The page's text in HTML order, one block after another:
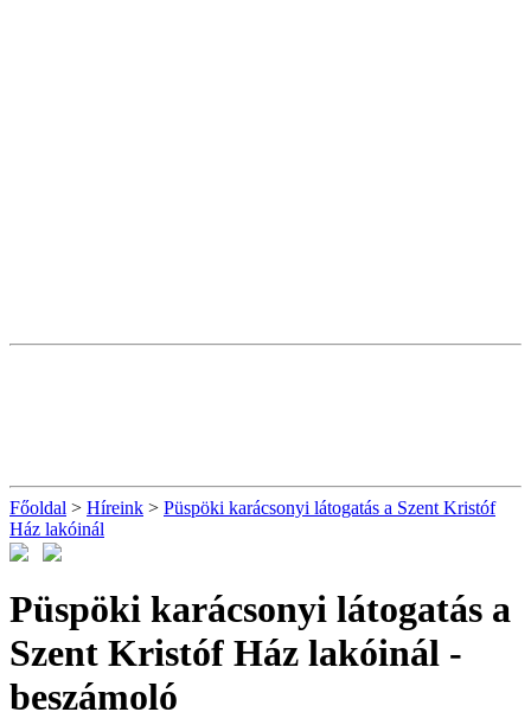
Főoldal > Híreink > Püspöki karácsonyi látogatás a Szent Kristóf
Ház lakóinál
Püspöki karácsonyi látogatás a
Szent Kristóf Ház lakóinál -
beszámoló